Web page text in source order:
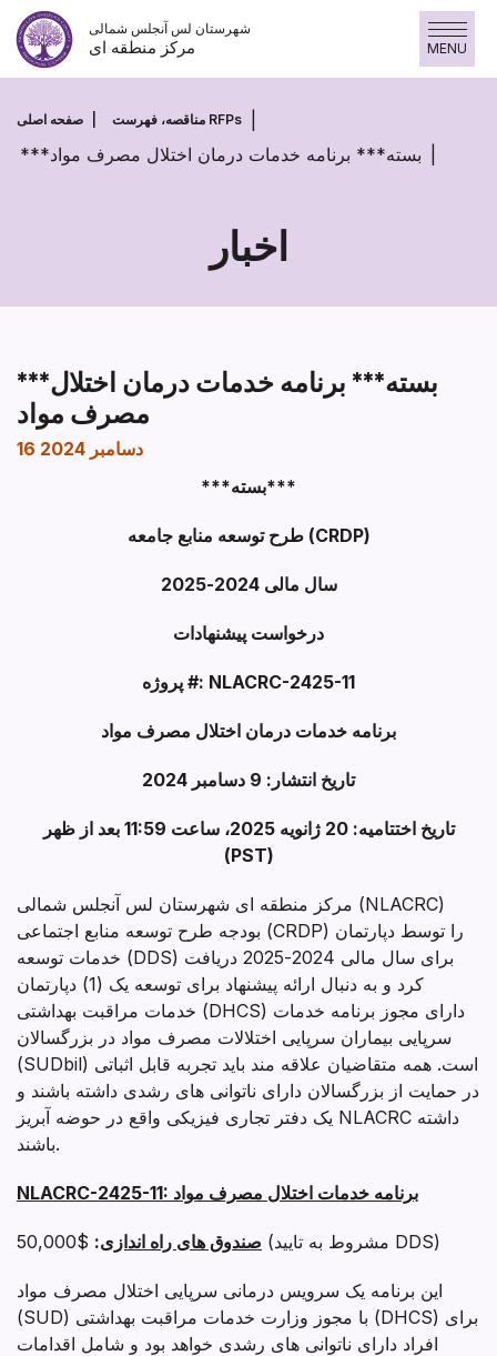
پرش
محتوا
شهرستان لس آنجلس شمالی
مرکز منطقه ای MENU
صفحه اصلی مناقصه، فهرست RFPs
***بسته*** برنامه خدمات درمان اختلال مصرف مواد
اخبار
***بسته*** برنامه خدمات درمان اختلال
مصرف مواد
16 دسامبر 2024
***بسته***
طرح توسعه منابع جامعه (CRDP)
سال مالی 2024-2025
درخواست پیشنهادات
پروژه #: NLACRC-2425-11
برنامه خدمات درمان اختلال مصرف مواد
تاریخ انتشار: 9 دسامبر 2024
تاریخ اختتامیه: 20 ژانویه 2025، ساعت 11:59 بعد از ظهر
(PST)
مرکز منطقه ای شهرستان لس آنجلس شمالی (NLACRC)
بودجه طرح توسعه منابع اجتماعی (CRDP) را توسط دپارتمان
خدمات توسعه (DDS) برای سال مالی 2024-2025 دریافت
کرد و به دنبال ارائه پیشنهاد برای توسعه یک (1) دپارتمان
خدمات مراقبت بهداشتی (DHCS) دارای مجوز برنامه خدمات
سرپایی بیماران سرپایی اختلالات مصرف مواد در بزرگسالان
(SUDbil) است. همه متقاضیان علاقه مند باید تجربه قابل اثباتی
در حمایت از بزرگسالان دارای ناتوانی های رشدی داشته باشند و
یک دفتر تجاری فیزیکی واقع در حوضه آبریز NLACRC داشته
باشند.
NLACRC-2425-11: برنامه خدمات اختلال مصرف مواد
صندوق های راه اندازی: $50,000 (مشروط به تایید DDS)
این برنامه یک سرویس درمانی سرپایی اختلال مصرف مواد
(SUD) با مجوز وزارت خدمات مراقبت بهداشتی (DHCS) برای
افراد دارای ناتوانی های رشدی خواهد بود و شامل اقدامات